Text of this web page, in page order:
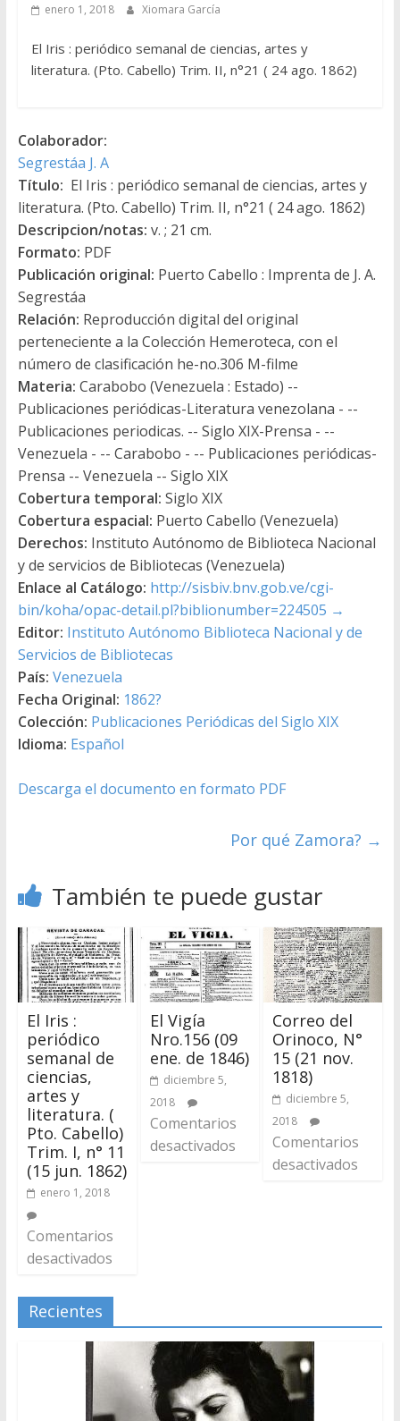
enero 1, 2018 Xiomara García
El Iris : periódico semanal de ciencias, artes y
literatura. (Pto. Cabello) Trim. II, n°21 ( 24 ago. 1862)
Colaborador:
Segrestáa J. A
Título: El Iris : periódico semanal de ciencias, artes y
literatura. (Pto. Cabello) Trim. II, n°21 ( 24 ago. 1862)
Descripcion/notas: v. ; 21 cm.
Formato: PDF
Publicación original: Puerto Cabello : Imprenta de J. A.
Segrestáa
Relación: Reproducción digital del original
perteneciente a la Colección Hemeroteca, con el
número de clasificación he-no.306 M-filme
Materia: Carabobo (Venezuela : Estado) --
Publicaciones periódicas-Literatura venezolana - --
Publicaciones periodicas. -- Siglo XIX-Prensa - --
Venezuela - -- Carabobo - -- Publicaciones periódicas-
Prensa -- Venezuela -- Siglo XIX
Cobertura temporal: Siglo XIX
Cobertura espacial: Puerto Cabello (Venezuela)
Derechos: Instituto Autónomo de Biblioteca Nacional
y de servicios de Bibliotecas (Venezuela)
Enlace al Catálogo: http://sisbiv.bnv.gob.ve/cgi-
bin/koha/opac-detail.pl?biblionumber=224505 →
Editor: Instituto Autónomo Biblioteca Nacional y de
Servicios de Bibliotecas
País: Venezuela
Fecha Original: 1862?
Colección: Publicaciones Periódicas del Siglo XIX
Idioma: Español
Descarga el documento en formato PDF
Por qué Zamora? →
También te puede gustar
El Iris :
periódico
semanal de
ciencias,
artes y
literatura. (
Pto. Cabello)
Trim. I, n° 11
(15 jun. 1862)
enero 1, 2018
Comentarios
desactivados
El Vigía
Nro.156 (09
ene. de 1846)
diciembre 5,
2018
Comentarios
desactivados
Correo del
Orinoco, N°
15 (21 nov.
1818)
diciembre 5,
2018
Comentarios
desactivados
Recientes